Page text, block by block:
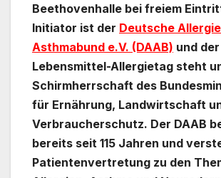
Beethovenhalle bei freiem
Initiator ist der Deutsche
Asthmabund e.V. (DAAB) und
Lebensmittel-Allergietag steht
Schirmherrschaft des
für Ernährung, Landwirtschaft
Verbraucherschutz. Der DAAB
bereits seit 115 Jahren und
Patientenvertretung zu den